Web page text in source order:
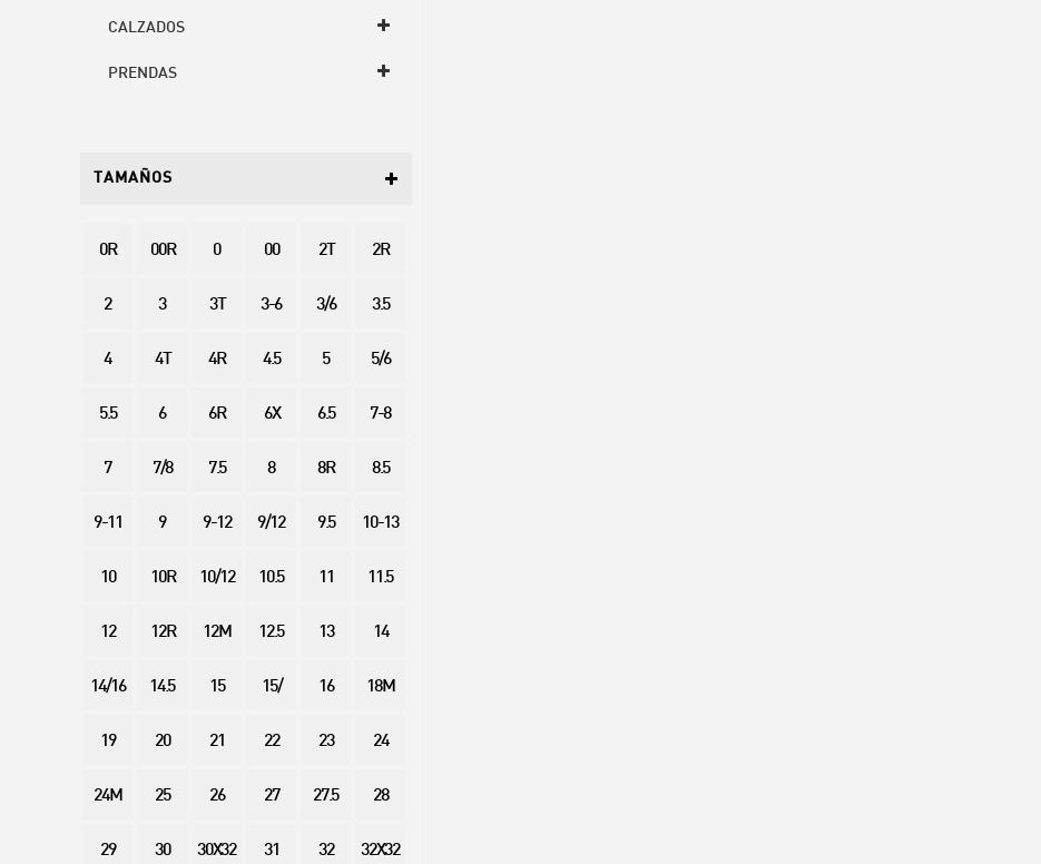
CALZADOS
PRENDAS
TAMAÑOS
0R 00R 0 00 2T 2R
2 3 3T 3-6 3/6 3.5
4 4T 4R 4.5 5 5/6
5.5 6 6R 6X 6.5 7-8
7 7/8 7.5 8 8R 8.5
9-11 9 9-12 9/12 9.5 10-13
10 10R 10/12 10.5 11 11.5
12 12R 12M 12.5 13 14
14/16 14.5 15 15/ 16 18M
19 20 21 22 23 24
24M 25 26 27 27.5 28
29 30 30X32 31 32 32X32